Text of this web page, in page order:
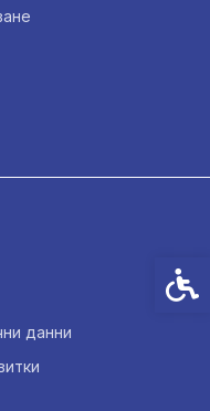
данни